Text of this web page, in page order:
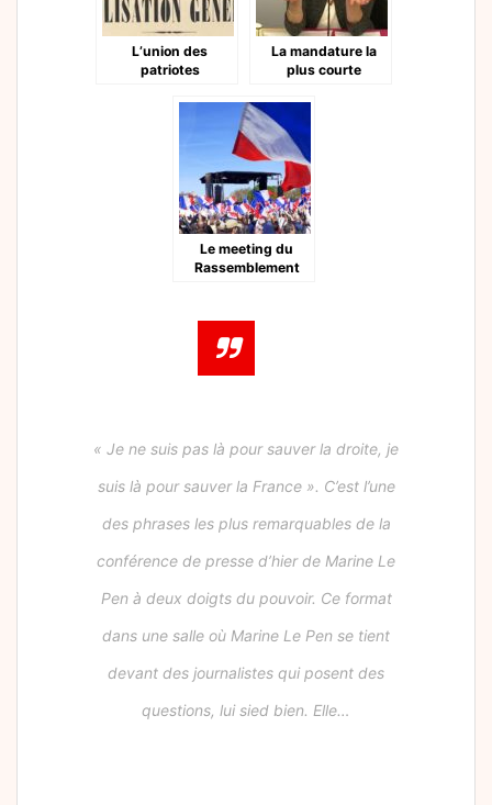
L’union des
patriotes
La mandature la
plus courte
Le meeting du
Rassemblement
« Je ne suis pas là pour sauver la droite, je
suis là pour sauver la France ». C’est l’une
des phrases les plus remarquables de la
conférence de presse d’hier de Marine Le
Pen à deux doigts du pouvoir. Ce format
dans une salle où Marine Le Pen se tient
devant des journalistes qui posent des
questions, lui sied bien. Elle…